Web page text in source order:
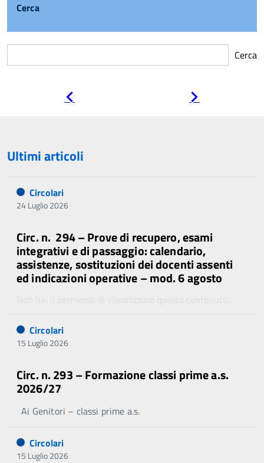
Cerca
Cerca
Ultimi articoli
Circolari
24 Luglio 2026
Circ. n. 294 – Prove di recupero, esami
integrativi e di passaggio: calendario,
assistenze, sostituzioni dei docenti assenti
ed indicazioni operative – mod. 6 agosto
Circolari
15 Luglio 2026
Circ. n. 293 – Formazione classi prime a.s.
2026/27
Ai Genitori – classi prime a.s.
Circolari
15 Luglio 2026